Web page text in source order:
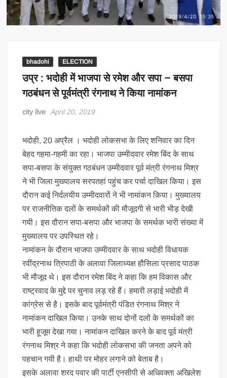
bhadohi ELECTION
उप्र : भदोही में भाजपा से रमेश और सपा – बसपा
गठबंधन से पूर्वमंत्री रंगनाथ ने किया नामांकन
city live April 20, 2019
भदोही, 20 अप्रैल । भदोही लोकसभा के लिए शनिवार का दिन
बेहद गहमा-गहमी का रहा। भाजपा उम्मीदवार रमेश बिंद के साथ
सपा-बसपा के संयुक्त गठबंधन उम्मीदवार पूर्व मंत्री रंगनाथ मिश्र
ने भी जिला मुख्यालय सरपतहां पहुंच कर पर्चा दाखिल किया। इस
दौरान कई निर्दलयीय उम्मीदवारों ने भी नामांकन किया। मुख्यालय
पर राजनीतिक दलों के समर्थकों की मौजूदगी से भारी भीड़ देखी
गयी। इस दौरान सपा-बसपा और भाजपा के समर्थक भारी संख्या में
मुख्यालय पर उपस्थित रहे।
नामांकन के दौरान भाजपा उम्मीदवार के साथ भदोही विधायक
रवींद्रनाथ त्रिपाठी के अलावा जिलाध्यक्ष हौसिला प्रसाद पाठक
भी मौजूद थे। इस दौरान रमेश बिंद ने कहा कि हम विकास और
राष्ट्रवाद के मुद्दे पर चुनाव लड़ रहे हैं। हमारी लड़ाई भदोही में
कांग्रेस से है। इसके बाद पूर्वमंत्री पंडित रंगनाथ मिश्र ने
नामांकन दाखिल किया। उनके साथ दोनों दलों के समर्थकों का
भारी हूजूम देखा गया। नामांकन दाखिल करने के बाद पूर्व मंत्री
रंगनाथ मिश्र ने कहा कि भदोही लोकसभा की जनता अपने को
पहचान गयी है। हाथी पर मोहर लगाने को बेताब है।
इसके अलावा शरद पवार की पार्टी एनसीपी से अधिवक्ता अखिलेश